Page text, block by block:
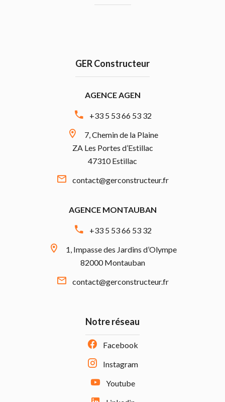
GER Constructeur
AGENCE AGEN
+33 5 53 66 53 32
7, Chemin de la Plaine
ZA Les Portes d’Estillac
47310 Estillac
contact@gerconstructeur.fr
AGENCE MONTAUBAN
+33 5 53 66 53 32
1, Impasse des Jardins d’Olympe
82000 Montauban
contact@gerconstructeur.fr
Notre réseau
Facebook
Instagram
Youtube